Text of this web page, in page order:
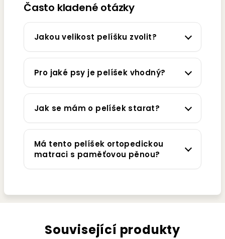
Často kladené otázky
Jakou velikost pelíšku zvolit?
Pro jaké psy je pelíšek vhodný?
Jak se mám o pelíšek starat?
Má tento pelíšek ortopedickou
matraci s paměťovou pěnou?
Související produkty